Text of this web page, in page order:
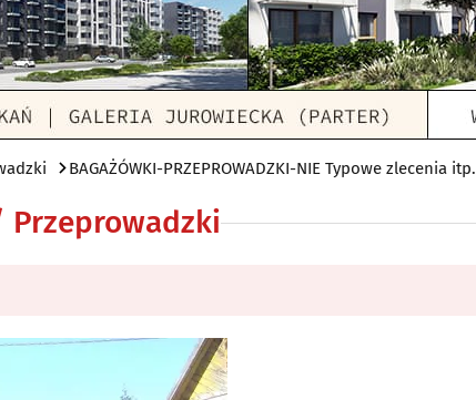
BAGAŻÓWKI-PRZEPROWADZKI-NIE Typowe zlecenia itp.
Przeprowadzki